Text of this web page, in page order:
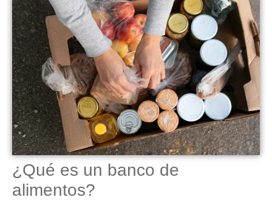
¿Qué es un banco de
alimentos?